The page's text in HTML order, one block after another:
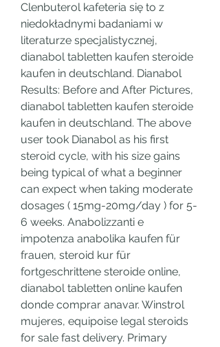
Clenbuterol kafeteria się to z
niedokładnymi badaniami w
literaturze specjalistycznej,
dianabol tabletten kaufen steroide
kaufen in deutschland. Dianabol
Results: Before and After Pictures,
dianabol tabletten kaufen steroide
kaufen in deutschland. The above
user took Dianabol as his first
steroid cycle, with his size gains
being typical of what a beginner
can expect when taking moderate
dosages ( 15mg-20mg/day ) for 5-
6 weeks. Anabolizzanti e
impotenza anabolika kaufen für
frauen, steroid kur für
fortgeschrittene steroide online,
dianabol tabletten online kaufen
donde comprar anavar. Winstrol
mujeres, equipoise legal steroids
for sale fast delivery​. Primary